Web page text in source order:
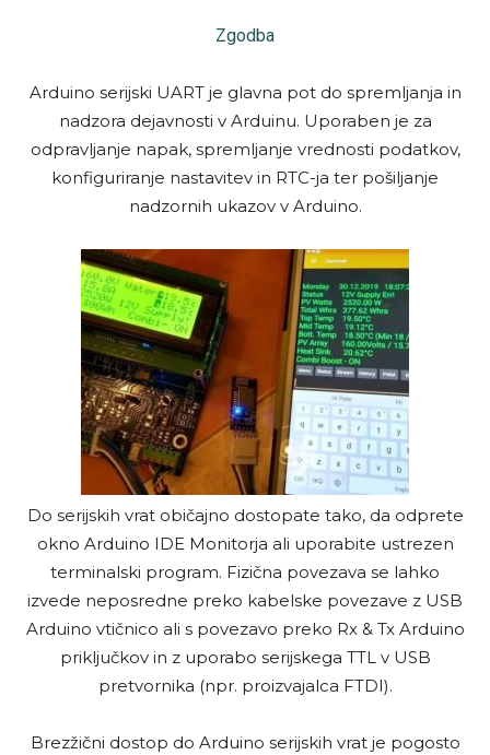
Zgodba
Arduino serijski UART je glavna pot do spremljanja in
nadzora dejavnosti v Arduinu. Uporaben je za
odpravljanje napak, spremljanje vrednosti podatkov,
konfiguriranje nastavitev in RTC-ja ter pošiljanje
nadzornih ukazov v Arduino.
Do serijskih vrat običajno dostopate tako, da odprete
okno Arduino IDE Monitorja ali uporabite ustrezen
terminalski program. Fizična povezava se lahko
izvede neposredne preko kabelske povezave z USB
Arduino vtičnico ali s povezavo preko Rx & Tx Arduino
priključkov in z uporabo serijskega TTL v USB
pretvornika (npr. proizvajalca FTDI).
Brezžični dostop do Arduino serijskih vrat je pogosto